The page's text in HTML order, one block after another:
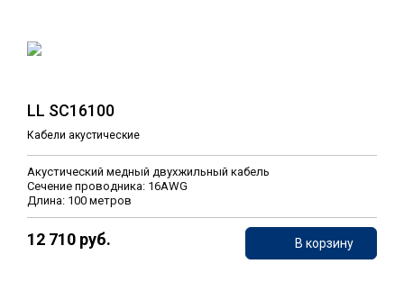
LL SC16100
Кабели акустические
Акустический медный двухжильный кабель
Сечение проводника: 16AWG
Длина: 100 метров
12 710 руб. В корзину